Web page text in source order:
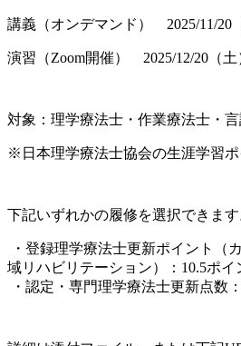
講義（オンデマンド） 2025/11/20
演習（Zoom開催） 2025/12/20（土
対象：理学療法士・作業療法士・
※日本理学療法士協会の生涯学習ポ
下記いずれかの履修を選択できます
・登録理学療法士更新ポイント（
域リハビリテーション）：10.5ポイ
・認定・専門理学療法士更新点数